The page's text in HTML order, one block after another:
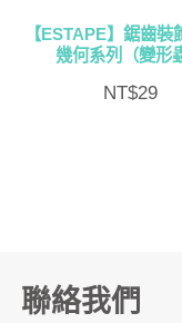
【ESTAPE】鋸齒裝
幾何系列（變形
NT$29
聯絡我們